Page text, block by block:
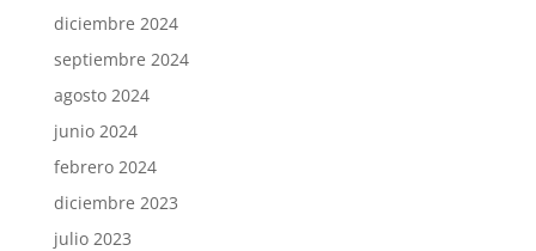
diciembre 2024
septiembre 2024
agosto 2024
junio 2024
febrero 2024
diciembre 2023
julio 2023